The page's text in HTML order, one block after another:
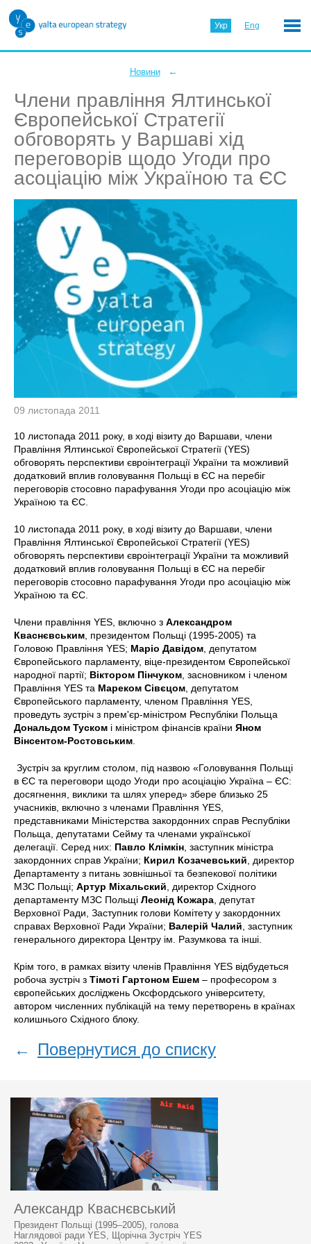
Укр Eng
Новини ←
Члени правління Ялтинської
Європейської Стратегії
обговорять у Варшаві хід
переговорів щодо Угоди про
асоціацію між Україною та ЄС
09 листопада 2011
10 листопада 2011 року, в ході візиту до Варшави, члени
Правління Ялтинської Європейської Стратегії (YES)
обговорять перспективи євроінтеграції України та можливий
додатковий вплив головування Польщі в ЄС на перебіг
переговорів стосовно парафування Угоди про асоціацію між
Україною та ЄС.
10 листопада 2011 року, в ході візиту до Варшави, члени
Правління Ялтинської Європейської Стратегії (YES)
обговорять перспективи євроінтеграції України та можливий
додатковий вплив головування Польщі в ЄС на перебіг
переговорів стосовно парафування Угоди про асоціацію між
Україною та ЄС.
Члени правління YES, включно з Александром
Кваснєвським , президентом Польщі (1995-2005) та
Головою Правління YES; Маріо Давідом , депутатом
Європейського парламенту, віце-президентом Європейської
народної партії; Віктором Пінчуком , засновником і членом
Правління YES та Мареком Сівєцом , депутатом
Європейського парламенту, членом Правління YES,
проведуть зустріч з прем'єр-міністром Республіки Польща
Дональдом Туском і міністром фінансів країни Яном
Вінсентом-Ростовським
Зустріч за круглим столом, під назвою «Головування Польщі
в ЄС та переговори щодо Угоди про асоціацію Україна – ЄС:
досягнення, виклики та шлях уперед» збере близько 25
учасників, включно з членами Правління YES,
представниками Міністерства закордонних справ Республіки
Польща, депутатами Сейму та членами української
делегації. Серед них: Павло Клімкін , заступник міністра
закордонних справ України; Кирил Козачевський , директор
Департаменту з питань зовнішньої та безпекової політики
МЗС Польщі; Артур Міхальский , директор Східного
департаменту МЗС Польщі Леонід Кожара , депутат
Верховної Ради, Заступник голови Комітету у закордонних
справах Верховної Ради України; Валерій Чалий , заступник
генерального директора Центру ім. Разумкова та інші.
Крім того, в рамках візиту членів Правління YES відбудеться
робоча зустріч з Тімоті Гартоном Ешем – професором з
європейських досліджень Оксфордського університету,
автором численних публікацій на тему перетворень в країнах
колишнього Східного блоку.
← Повернутися до списку
Александр Кваснєвський
Президент Польщі (1995–2005), голова
Наглядової ради YES, Щорічна Зустріч YES